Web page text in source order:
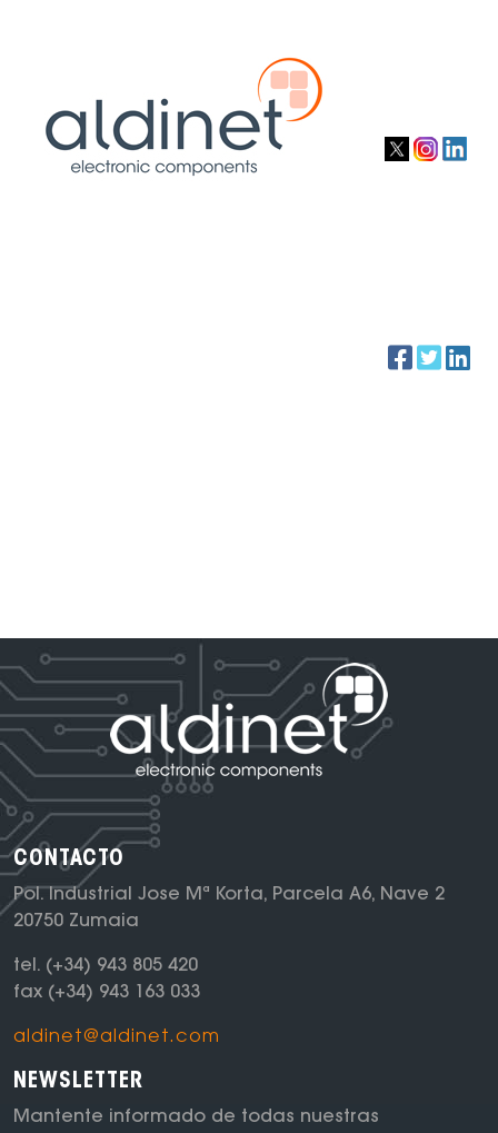
CONTACTO
Pol. Industrial Jose Mª Korta, Parcela A6, Nave 2
20750 Zumaia
tel. (+34) 943 805 420
fax (+34) 943 163 033
aldinet@aldinet.com
NEWSLETTER
Mantente informado de todas nuestras